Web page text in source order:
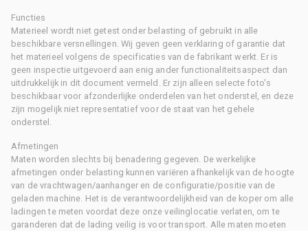
Functies
Materieel wordt niet getest onder belasting of gebruikt in alle
beschikbare versnellingen. Wij geven geen verklaring of garantie dat
het materieel volgens de specificaties van de fabrikant werkt. Er is
geen inspectie uitgevoerd aan enig ander functionaliteitsaspect dan
uitdrukkelijk in dit document vermeld. Er zijn alleen selecte foto's
beschikbaar voor afzonderlijke onderdelen van het onderstel, en deze
zijn mogelijk niet representatief voor de staat van het gehele
onderstel.
Afmetingen
Maten worden slechts bij benadering gegeven. De werkelijke
afmetingen onder belasting kunnen variëren afhankelijk van de hoogte
van de vrachtwagen/aanhanger en de configuratie/positie van de
geladen machine. Het is de verantwoordelijkheid van de koper om alle
ladingen te meten voordat deze onze veilinglocatie verlaten, om te
garanderen dat de lading veilig is voor transport. Alle maten moeten